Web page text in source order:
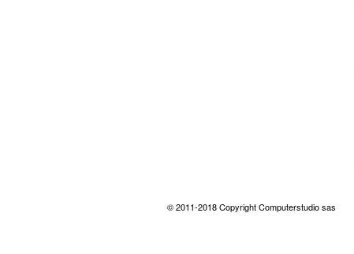
© 2011-2018 Copyright Computerstudio sas